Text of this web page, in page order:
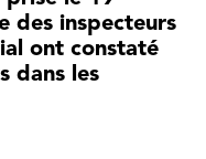
des inspecteurs
ont constaté
dans les